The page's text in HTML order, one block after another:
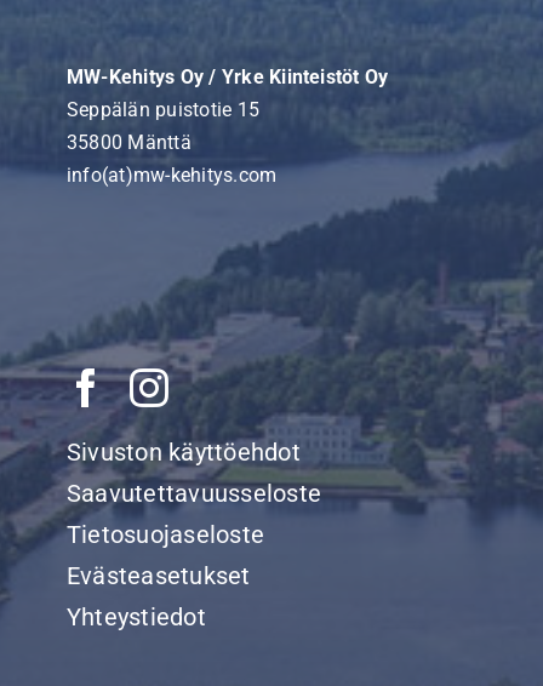
MW-Kehitys Oy / Yrke Kiinteistöt Oy
Seppälän puistotie 15
35800 Mänttä
info(at)mw-kehitys.com
Sivuston käyttöehdot
Saavutettavuusseloste
Tietosuojaseloste
Evästeasetukset
Yhteystiedot